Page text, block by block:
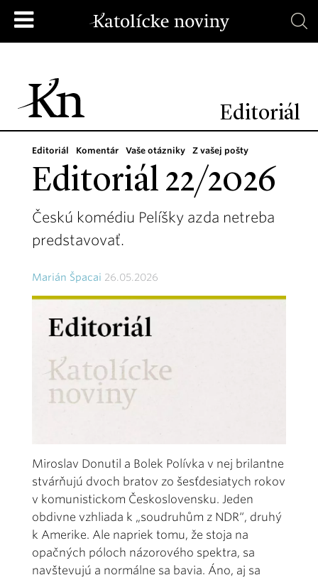
Editoriál
Editoriál Komentár Vaše otázniky Z vašej pošty
Editoriál 22/2026
Českú komédiu Pelíšky azda netreba
predstavovať.
Marián Špacai 26.05.2026
Miroslav Donutil a Bolek Polívka v nej brilantne
stvárňujú dvoch bratov zo šesťdesiatych rokov
v komunistickom Československu. Jeden
obdivne vzhliada k „soudruhům z NDR“, druhý
k Amerike. Ale napriek tomu, že stoja na
opačných póloch názorového spektra, sa
navštevujú a normálne sa bavia. Áno, aj sa